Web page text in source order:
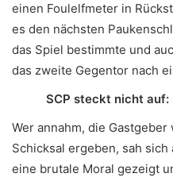
einen Foulelfmeter in
es den nächsten
das Spiel bestimmte und
das zweite Gegentor nach
SCP steckt nicht
Wer annahm, die
Schicksal ergeben, sah sich
eine brutale Moral gezeigt